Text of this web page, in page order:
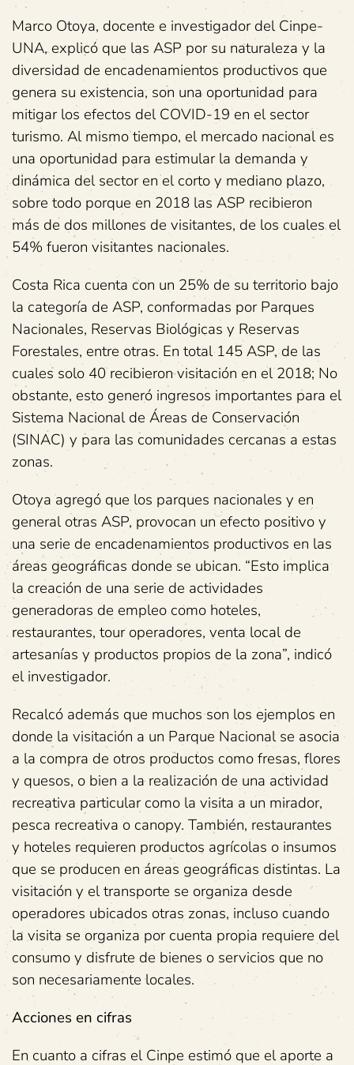
Marco Otoya, docente e investigador del Cinpe-
UNA, explicó que las ASP por su naturaleza y la
diversidad de encadenamientos productivos que
genera su existencia, son una oportunidad para
mitigar los efectos del COVID-19 en el sector
turismo. Al mismo tiempo, el mercado nacional es
una oportunidad para estimular la demanda y
dinámica del sector en el corto y mediano plazo,
sobre todo porque en 2018 las ASP recibieron
más de dos millones de visitantes, de los cuales el
54% fueron visitantes nacionales.
Costa Rica cuenta con un 25% de su territorio bajo
la categoría de ASP, conformadas por Parques
Nacionales, Reservas Biológicas y Reservas
Forestales, entre otras. En total 145 ASP, de las
cuales solo 40 recibieron visitación en el 2018; No
obstante, esto generó ingresos importantes para el
Sistema Nacional de Áreas de Conservación
(SINAC) y para las comunidades cercanas a estas
zonas.
Otoya agregó que los parques nacionales y en
general otras ASP, provocan un efecto positivo y
una serie de encadenamientos productivos en las
áreas geográficas donde se ubican. “Esto implica
la creación de una serie de actividades
generadoras de empleo como hoteles,
restaurantes, tour operadores, venta local de
artesanías y productos propios de la zona”, indicó
el investigador.
Recalcó además que muchos son los ejemplos en
donde la visitación a un Parque Nacional se asocia
a la compra de otros productos como fresas, flores
y quesos, o bien a la realización de una actividad
recreativa particular como la visita a un mirador,
pesca recreativa o canopy. También, restaurantes
y hoteles requieren productos agrícolas o insumos
que se producen en áreas geográficas distintas. La
visitación y el transporte se organiza desde
operadores ubicados otras zonas, incluso cuando
la visita se organiza por cuenta propia requiere del
consumo y disfrute de bienes o servicios que no
son necesariamente locales.
Acciones en cifras
En cuanto a cifras el Cinpe estimó que el aporte a